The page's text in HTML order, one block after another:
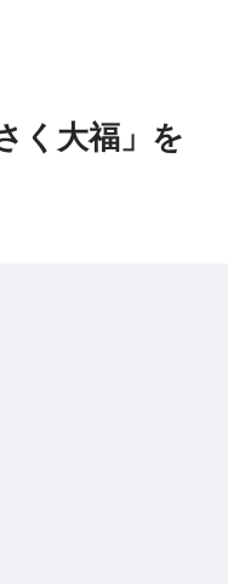
く大福」を